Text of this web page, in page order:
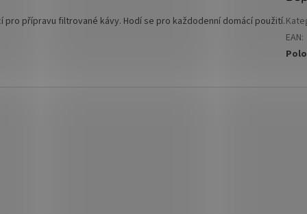
pro přípravu filtrované kávy. Hodí se pro každodenní domácí použití.
EAN: